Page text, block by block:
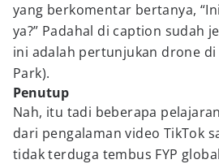
yang berkomentar bertanya,
ya?” Padahal di caption sudah
ini adalah pertunjukan drone di
Park).
Penutup
Nah, itu tadi beberapa
dari pengalaman video TikTok
tidak terduga tembus FYP